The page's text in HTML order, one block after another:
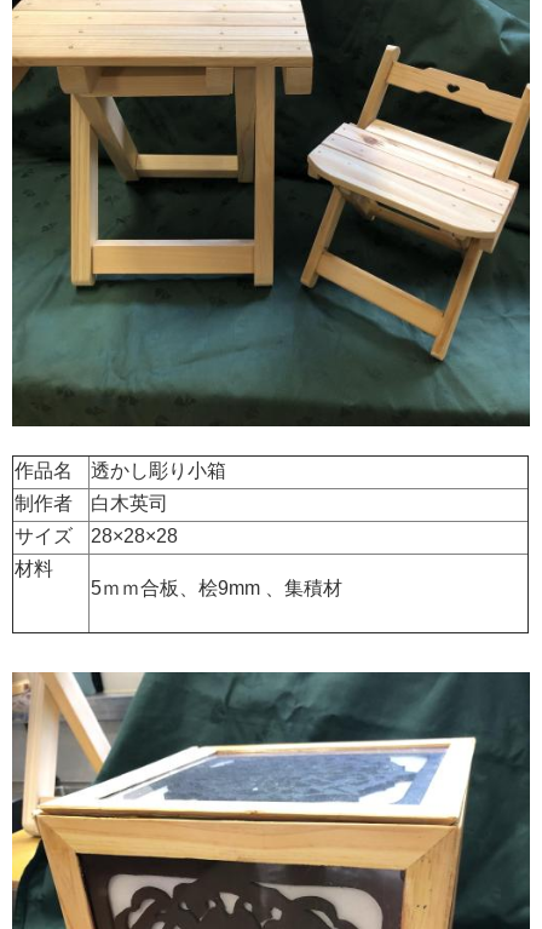
作品名
透かし彫り小箱
制作者
白木英司
サイズ
28×28×28
材料
5ｍｍ合板、桧9mm 、集積材